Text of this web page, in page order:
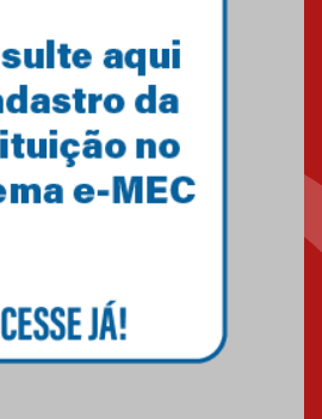
Gravação do projeto “Mais de
31 mil vozes com a Palavra” é
realizado no Colégio
Mackenzie Brasília
25.10.2024
Brasília conquistam medalhas
em importantes competições
de Matemática
04.10.2024